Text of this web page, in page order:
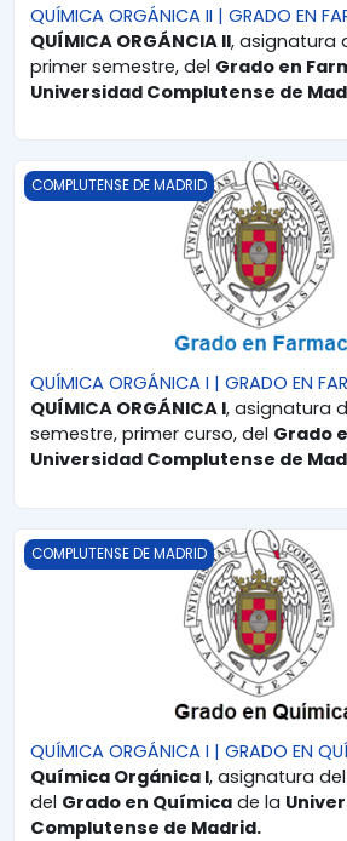
QUÍMICA ORGÁNICA II | GRADO EN
QUÍMICA ORGÁNCIA II, asignatura
primer semestre, del Grado en
Universidad Complutense de
QUÍMICA ORGÁNICA I | GRADO EN
COMPLUTENSE DE MADRID
QUÍMICA ORGÁNICA I | GRADO EN
QUÍMICA ORGÁNICA I, asignatura
semestre, primer curso, del Grado
Universidad Complutense de
QUÍMICA ORGÁNICA I | GRADO EN
COMPLUTENSE DE MADRID
QUÍMICA ORGÁNICA I | GRADO EN
Química Orgánica I, asignatura
del Grado en Química de la
Complutense de Madrid.